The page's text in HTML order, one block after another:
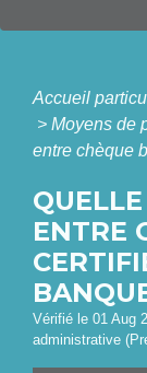
Accueil
> Moyens de
entre chèque
ENTRE
Vérifié le 01 Aug
administrative